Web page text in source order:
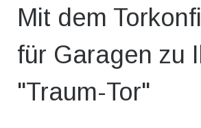
Mit dem
für Garagen zu
"Traum-Tor"